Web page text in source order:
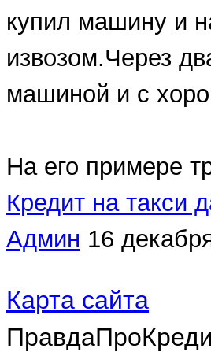
купил машину и
извозом.Через
машиной и с
На его примере
Кредит на такси
Админ 16
Карта сайта